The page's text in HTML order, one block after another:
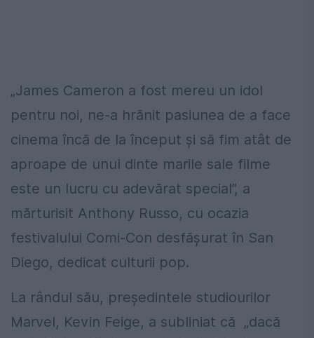
„James Cameron a fost mereu un idol
pentru noi, ne-a hrănit pasiunea de a face
cinema încă de la început şi să fim atât de
aproape de unul dinte marile sale filme
este un lucru cu adevărat special”, a
mărturisit Anthony Russo, cu ocazia
festivalului Comi-Con desfăşurat în San
Diego, dedicat culturii pop.
La rândul său, preşedintele studiourilor
Marvel, Kevin Feige, a subliniat că „dacă